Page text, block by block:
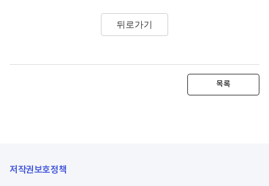
뒤로가기
목록
저작권보호정책